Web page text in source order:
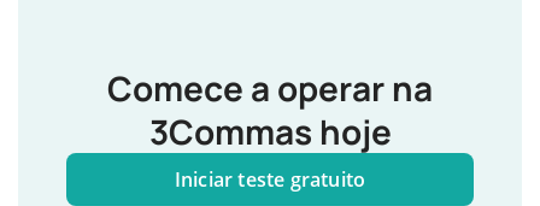
Comece a operar na
3Commas hoje
Iniciar teste gratuito